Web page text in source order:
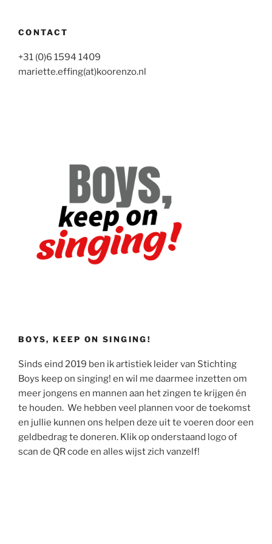
CONTACT
+31 (0)6 1594 1409
mariette.effing(at)koorenzo.nl
BOYS, KEEP ON SINGING!
Sinds eind 2019 ben ik artistiek leider van Stichting
Boys keep on singing! en wil me daarmee inzetten om
meer jongens en mannen aan het zingen te krijgen én
te houden. We hebben veel plannen voor de toekomst
en jullie kunnen ons helpen deze uit te voeren door een
geldbedrag te doneren. Klik op onderstaand logo of
scan de QR code en alles wijst zich vanzelf!